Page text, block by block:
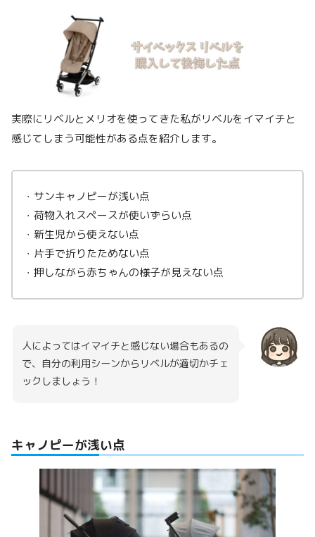
実際にリベルとメリオを使ってきた私がリベルをイマイチと
感じてしまう可能性がある点を紹介します。
・サンキャノピーが浅い点
・荷物入れスペースが使いずらい点
・新生児から使えない点
・片手で折りたためない点
・押しながら赤ちゃんの様子が見えない点
人によってはイマイチと感じない場合もあるの
で、自分の利用シーンからリベルが適切かチェ
ックしましょう！
キャノピーが浅い点